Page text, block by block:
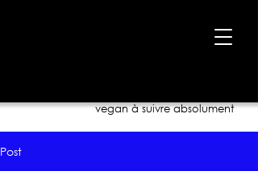
vegan à suivre absolument
Post